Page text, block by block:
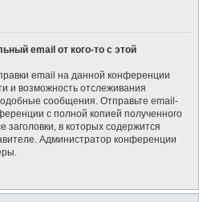
email от кого-то с этой
email на данной конференции
и возможность отслеживания
сообщения. Отправьте email-
с полной копией полученного
заголовки, в которых содержится
Администратор конференции